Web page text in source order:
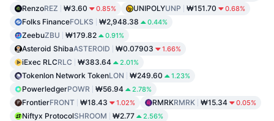
RenzoREZ ₩3.60 0.85% UNIPOLYUNP ₩151.70 0.68%
Folks FinanceFOLKS ₩2,948.38 0.44%
ZeebuZBU ₩179.82 0.91%
Asteroid ShibaASTEROID ₩0.07903 1.66%
iExec RLCRLC ₩383.64 2.01%
Tokenlon Network TokenLON ₩249.60 1.23%
PowerledgerPOWR ₩56.94 2.78%
FrontierFRONT ₩18.43 1.02% RMRKRMRK ₩15.34 0.05%
Niftyx ProtocolSHROOM ₩2.77 2.56%